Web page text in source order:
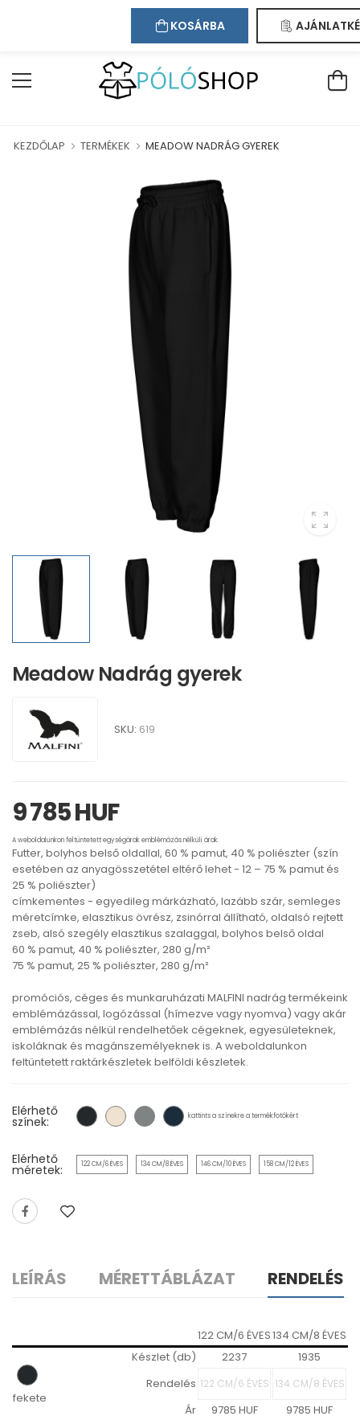
ÜDVÖZÖLJÜK WEBÁRUHÁZUNKBAN!
Kapcsolat Regisztráció
KEZDŐLAP TERMÉKEK MEADOW NADRÁG GYEREK
Meadow Nadrág gyerek
SKU: 619
9 785 HUF
A weboldalunkon feltüntetett egységárak emblémázás nélküli árak.
Futter, bolyhos belső oldallal, 60 % pamut, 40 % poliészter (szín
esetében az anyagösszetétel eltérő lehet - 12 – 75 % pamut és
25 % poliészter)
címkementes - egyedileg márkázható, lazább szár, semleges
méretcímke, elasztikus övrész, zsinórral állítható, oldalsó rejtett
zseb, alsó szegély elasztikus szalaggal, bolyhos belső oldal
60 % pamut, 40 % poliészter, 280 g/m²
75 % pamut, 25 % poliészter, 280 g/m²
promóciós, céges és munkaruházati MALFINI nadrág termékeink
emblémázással, logózással (hímezve vagy nyomva) vagy akár
emblémázás nélkül rendelhetőek cégeknek, egyesületeknek,
iskoláknak és magánszemélyeknek is. A weboldalunkon
feltüntetett raktárkészletek belföldi készletek.
Elérhető
színek: kattints a színekre a termékfotókért
Elérhető
méretek: 122 CM/6 ÉVES 134 CM/8 ÉVES 146 CM/10 ÉVES 158 CM/12 ÉVES
KOSÁRBA
LEÍRÁS MÉRETTÁBLÁZAT RENDELÉS
122 CM/6 ÉVES134 CM/8 ÉVES
fekete
Készlet (db) 2237
1935
Rendelés
Ár
9785 HUF 9785 HUF